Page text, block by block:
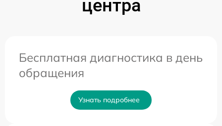
центра
Бесплатная диагностика в день
обращения
Узнать подробнее